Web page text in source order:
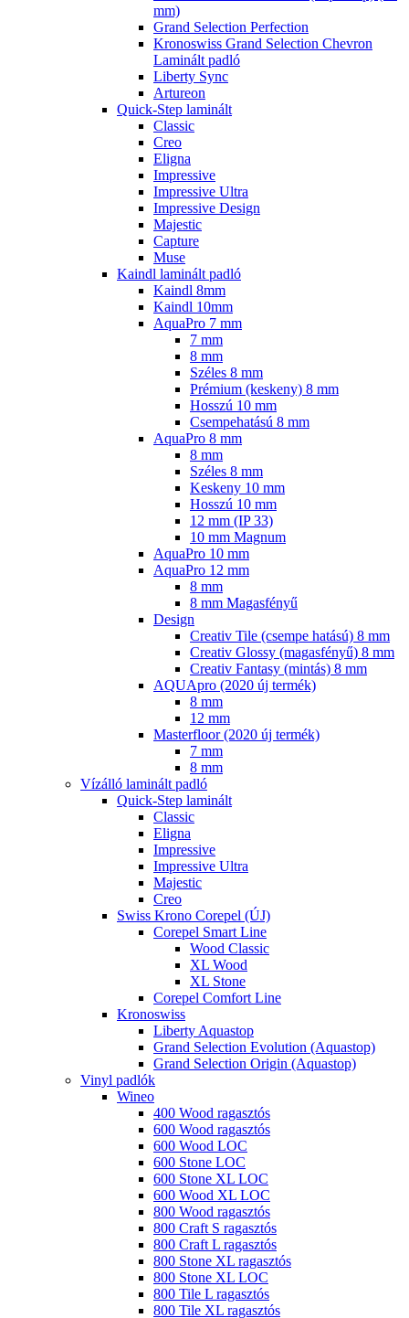
mm)
Grand Selection Perfection
Kronoswiss Grand Selection Chevron
Laminált padló
Liberty Sync
Artureon
Quick-Step laminált
Classic
Creo
Eligna
Impressive
Impressive Ultra
Impressive Design
Majestic
Capture
Muse
Kaindl laminált padló
Kaindl 8mm
Kaindl 10mm
AquaPro 7 mm
7 mm
8 mm
Széles 8 mm
Prémium (keskeny) 8 mm
Hosszú 10 mm
Csempehatású 8 mm
AquaPro 8 mm
8 mm
Széles 8 mm
Keskeny 10 mm
Hosszú 10 mm
12 mm (IP 33)
10 mm Magnum
AquaPro 10 mm
AquaPro 12 mm
8 mm
8 mm Magasfényű
Design
Creativ Tile (csempe hatású) 8 mm
Creativ Glossy (magasfényű) 8 mm
Creativ Fantasy (mintás) 8 mm
AQUApro (2020 új termék)
8 mm
12 mm
Masterfloor (2020 új termék)
7 mm
8 mm
Vízálló laminált padló
Quick-Step laminált
Classic
Eligna
Impressive
Impressive Ultra
Majestic
Creo
Swiss Krono Corepel (ÚJ)
Corepel Smart Line
Wood Classic
XL Wood
XL Stone
Corepel Comfort Line
Kronoswiss
Liberty Aquastop
Grand Selection Evolution (Aquastop)
Grand Selection Origin (Aquastop)
Vinyl padlók
Wineo
400 Wood ragasztós
600 Wood ragasztós
600 Wood LOC
600 Stone LOC
600 Stone XL LOC
600 Wood XL LOC
800 Wood ragasztós
800 Craft S ragasztós
800 Craft L ragasztós
800 Stone XL ragasztós
800 Stone XL LOC
800 Tile L ragasztós
800 Tile XL ragasztós